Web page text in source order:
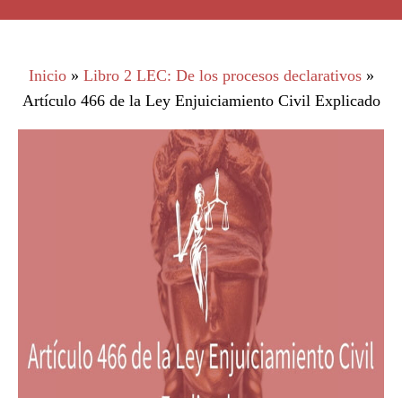
Inicio» Libro 2 LEC: De los procesos declarativos»
Artículo 466 de la Ley Enjuiciamiento Civil Explicado